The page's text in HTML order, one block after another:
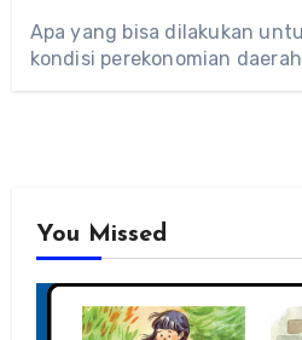
Apa yang bisa dilakukan
kondisi perekonomian
You Missed